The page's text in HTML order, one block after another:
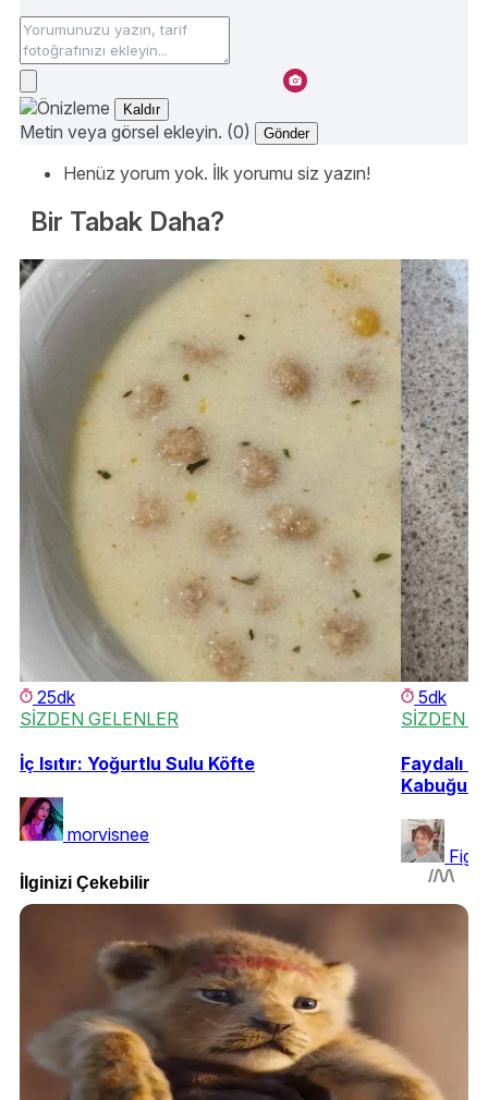
Kaldır
Metin veya görsel ekleyin. (0) Gönder
Henüz yorum yok. İlk yorumu siz yazın!
Bir Tabak Daha?
25dk
SİZDEN GELENLER
İç Isıtır: Yoğurtlu Sulu Köfte
morvisnee
5dk
SİZDEN
Faydalı
Kabuğu